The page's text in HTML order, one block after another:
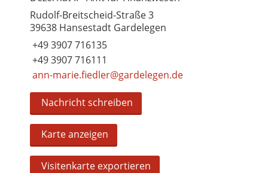
Rudolf-Breitscheid-Straße 3
39638 Hansestadt Gardelegen
+49 3907 716135
+49 3907 716111
ann-marie.fiedler@gardelegen.de
Nachricht schreiben
Karte anzeigen
Visitenkarte exportieren